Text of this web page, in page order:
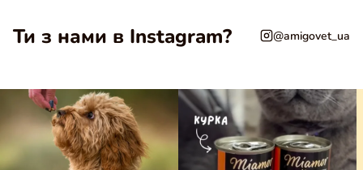
Ти з нами в Instagram? @amigovet_ua